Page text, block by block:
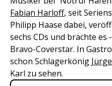
Fabian Harloff, seit
Philipp Haase dabei,
sechs CDs und brachte es
Bravo-Coverstar. In
schon Schlagerkönig
Karl zu sehen.